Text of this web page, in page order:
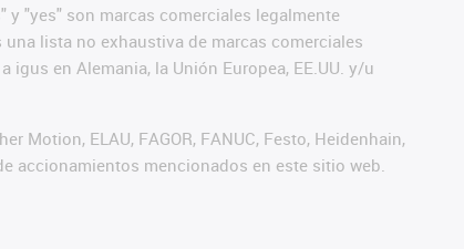
y "yes" son marcas comerciales legalmente
lista no exhaustiva de marcas comerciales
en Alemania, la Unión Europea, EE.UU. y/u
Motion, ELAU, FAGOR, FANUC, Festo, Heidenhain,
accionamientos mencionados en este sitio web.